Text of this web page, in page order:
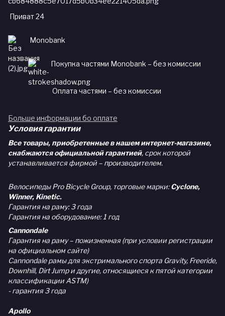
Приват 24
Monobank
Покупка частями Monobank – без комиссии
Оплата частями – без комиссии
Больше информации бо оплате
Условия гарантии
Все товары, приобретенные в нашем интернет-магазине,
снабжаются официальной гарантией, срок которой
устанавливается фирмой – производителем.
Велосипеды Pro Bicycle Group, торговые марки:Cyclone,
Winner, Kinetic.
Гарантия на раму: 3 года
Гарантия на оборудование: 1 год
Cannondale
Гарантия на раму – пожизненная (при условии регистрации
на официальном сайте)
Cannondale рамы для экстримального спорта Gravity, Freeride,
Downhill, Dirt Jump и другие, относящиеся к пятой категории
классификации ASTM)
- гарантия 3 года
Apollo